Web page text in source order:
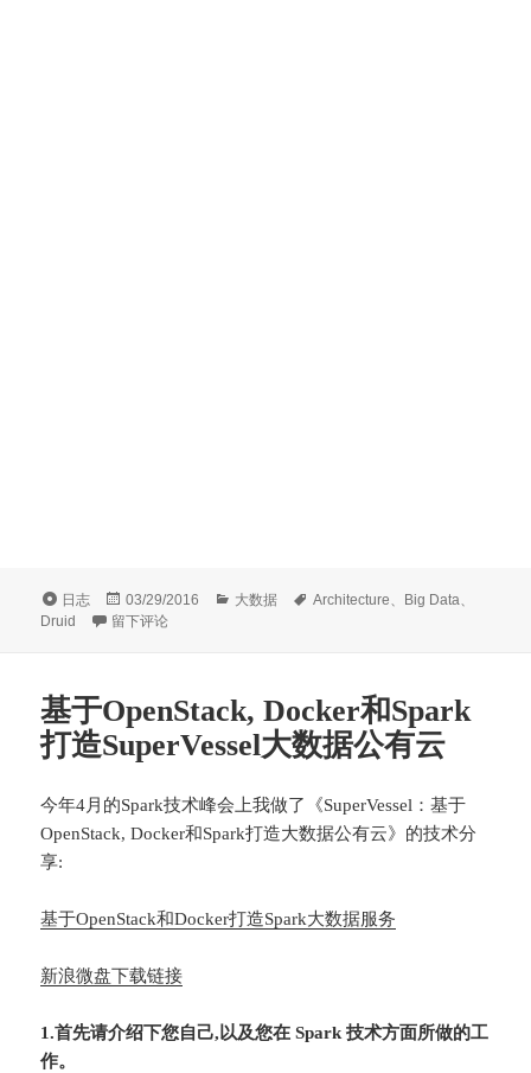
格
式
日志
发
布
03/29/2016
分
大数据
标
Architecture Big Data
Druid
于Druid中国用户组第一次线下技术交流资料分享
留下评论
基于OpenStack, Docker和Spark
打造SuperVessel大数据公有云
今年4月的Spark技术峰会上我做了《SuperVessel：基于
OpenStack, Docker和Spark打造大数据公有云》的技术分
享:
基于OpenStack和Docker打造Spark大数据服务
新浪微盘下载链接
1.首先请介绍下您自己,以及您在 Spark 技术方面所做的工
作。